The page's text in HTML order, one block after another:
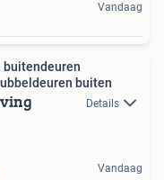
Vandaag
buitendeuren
buiten
Details
Vandaag